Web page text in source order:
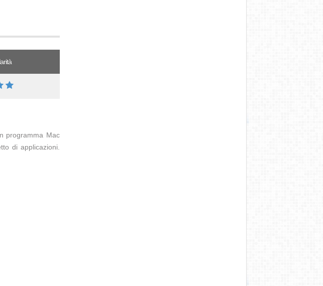
programma Mac
di applicazioni.